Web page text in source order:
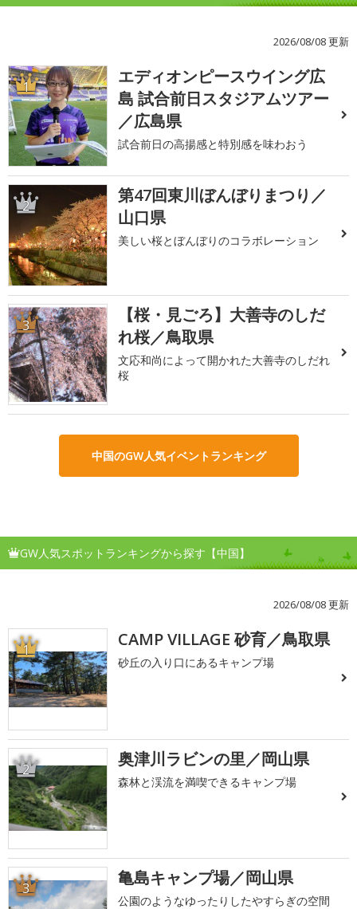
2026/08/08 更新
1
エディオンピースウイング広
島 試合前日スタジアムツアー
／広島県
試合前日の高揚感と特別感を味わおう
2
第47回東川ぼんぼりまつり／
山口県
美しい桜とぼんぼりのコラボレーション
3
【桜・見ごろ】大善寺のしだ
れ桜／鳥取県
文応和尚によって開かれた大善寺のしだれ
桜
中国のGW人気イベントランキング
GW人気スポットランキングから探す【中国】
2026/08/08 更新
1 CAMP VILLAGE 砂育／鳥取県
砂丘の入り口にあるキャンプ場
2 奥津川ラビンの里／岡山県
森林と渓流を満喫できるキャンプ場
3 亀島キャンプ場／岡山県
公園のようなゆったりしたやすらぎの空間